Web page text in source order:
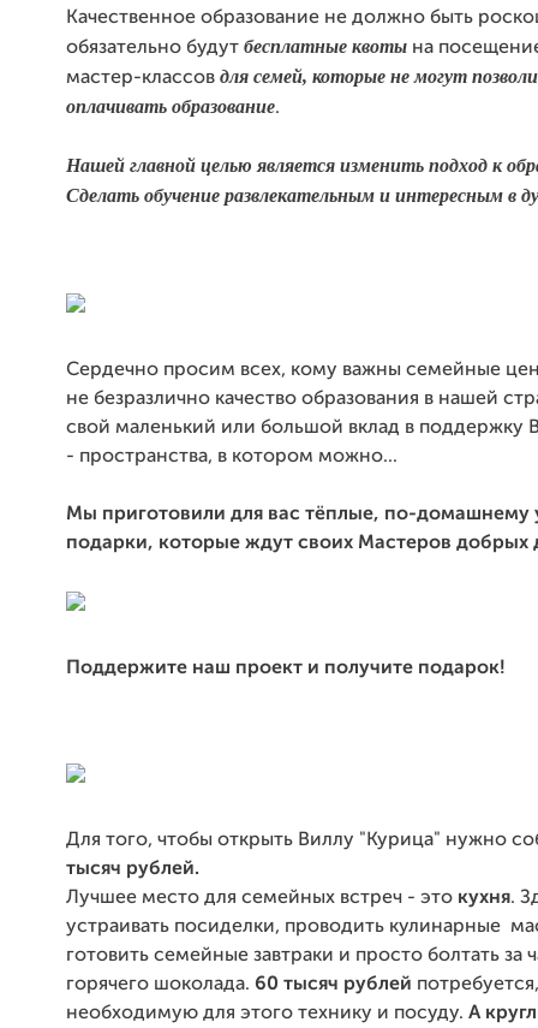
Качественное образование не должно быть
обязательно будут бесплатные квоты на
мастер-классов для семей, которые не могут
оплачивать образование.
Нашей главной целью является изменить подход к
Сделать обучение развлекательным и интересным в
Сердечно просим всех, кому важны семейные
не безразлично качество образования в нашей
свой маленький или большой вклад в поддержку
- пространства, в котором можно...
Мы приготовили для вас тёплые, по-домашнему
подарки, которые ждут своих Мастеров добрых
Поддержите наш проект и получите подарок!
Для того, чтобы открыть Виллу "Курица" нужно
тысяч рублей.
Лучшее место для семейных встреч - это кухня.
устраивать посиделки, проводить кулинарные
готовить семейные завтраки и просто болтать за
горячего шоколада. 60 тысяч рублей
необходимую для этого технику и посуду. А